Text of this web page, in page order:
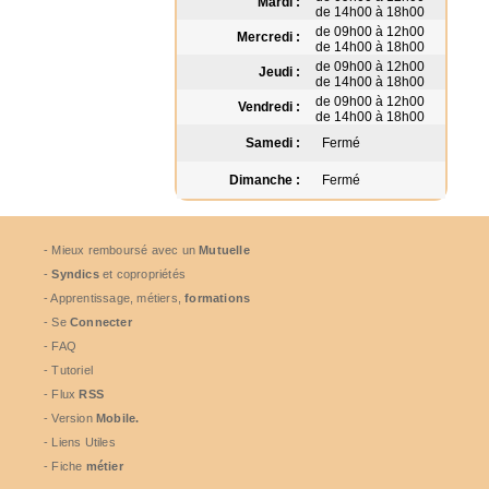
de 14h00 à 18h00
Mercredi :
de 09h00 à 12h00
de 14h00 à 18h00
Jeudi :
de 09h00 à 12h00
de 14h00 à 18h00
Vendredi :
de 09h00 à 12h00
de 14h00 à 18h00
Samedi :
Fermé
Dimanche : Fermé
- Mieux remboursé avec unMutuelle
-Syndicset copropriétés
- Apprentissage, métiers,formations
- Se Connecter
- FAQ
- Tutoriel
- FluxRSS
- Version Mobile.
- Liens Utiles
- Fiche métier